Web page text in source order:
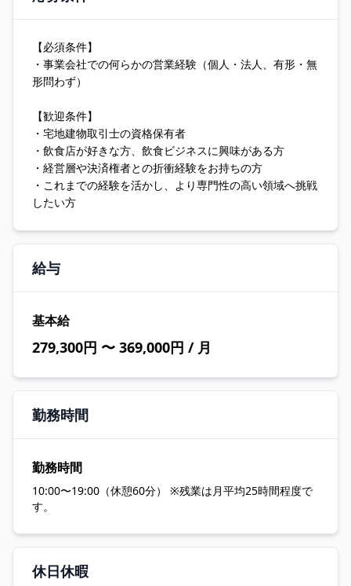
【必須条件】
・事業会社での何らかの営業経験（個人・法人、有形・無
形問わず）
【歓迎条件】
・宅地建物取引士の資格保有者
・飲食店が好きな方、飲食ビジネスに興味がある方
・経営層や決済権者との折衝経験をお持ちの方
・これまでの経験を活かし、より専門性の高い領域へ挑戦
したい方
給与
基本給
279,300円 〜 369,000円 / 月
勤務時間
勤務時間
10:00〜19:00（休憩60分） ※残業は月平均25時間程度で
す。
休日休暇